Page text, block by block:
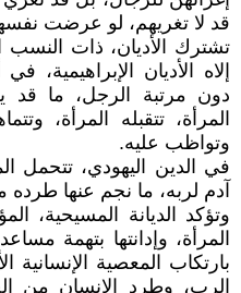
قد لا تغريهم، لو عرضت
تشترك الأديان، ذات النسب
إلاه الأديان الإبراهيمية،
دون مرتبة الرجل، ما
المرأة، تتقبله المرأة،
وتواظب عليه.
في الدين اليهودي، تتحمل
آدم لربه، ما نجم عنها طرده
وتؤكد الديانة المسيحية،
المرأة، وإدانتها بتهمة
بارتكاب المعصية
الرب، وطرد الإنسان من